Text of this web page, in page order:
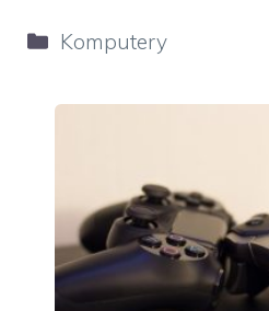
Kategorie
Komputery